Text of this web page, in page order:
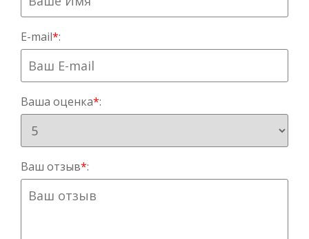
E-mail*:
Ваша оценка*:
Ваш отзыв*: